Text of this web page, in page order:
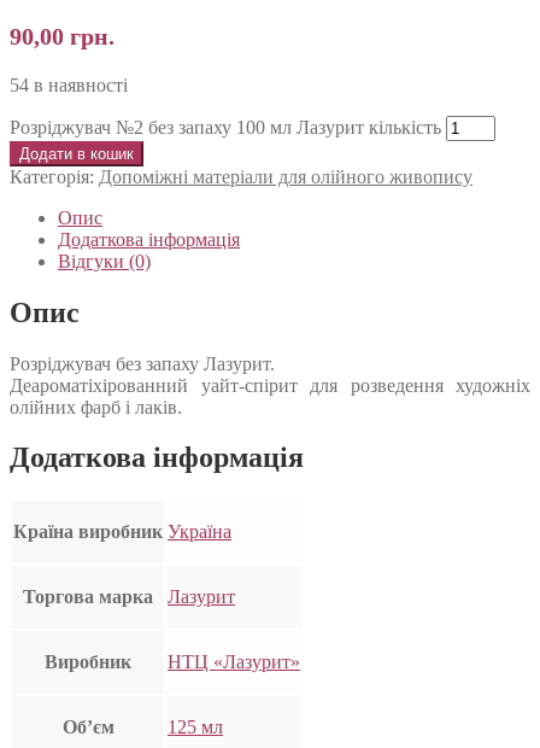
90,00 грн.
54 в наявності
Розріджувач №2 без запаху 100 мл Лазурит кількість
Додати в кошик
Категорія: Допоміжні матеріали для олійного живопису
Опис
Додаткова інформація
Відгуки (0)
Опис
Розріджувач без запаху Лазурит.
Деароматіхірованний уайт-спірит для розведення художніх
олійних фарб і лаків.
Додаткова інформація
Країна виробник Україна
Торгова марка Лазурит
Виробник НТЦ «Лазурит»
Об’єм 125 мл